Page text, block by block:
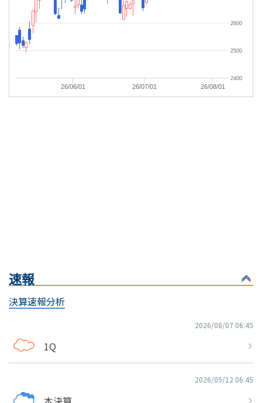
26/06/01 26/07/01 26/08/01
2400
2500
2600
速報
決算速報分析
2026/08/07 06:45
1Q
2026/05/12 06:45